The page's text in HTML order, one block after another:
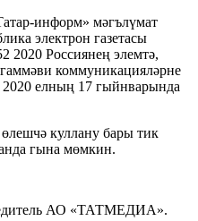
информ» мәгълүмат
электрон газетасы
Россиянең элемтә,
коммуникацияләрне
2020 елның 17 гыйнварында
куллану бары тик
гына мөмкин.
АО «ТАТМЕДИА».